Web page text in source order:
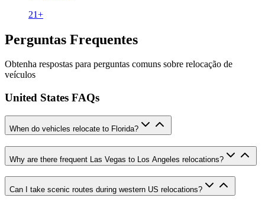
21+
Perguntas Frequentes
Obtenha respostas para perguntas comuns sobre relocação de
veículos
United States FAQs
When do vehicles relocate to Florida?
Why are there frequent Las Vegas to Los Angeles relocations?
Can I take scenic routes during western US relocations?